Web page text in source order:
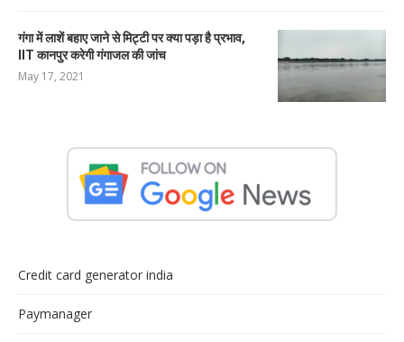
गंगा में लाशें बहाए जाने से मिट्टी पर क्या पड़ा है प्रभाव,
IIT कानपुर करेगी गंगाजल की जांच
May 17, 2021
Credit card generator india
Paymanager